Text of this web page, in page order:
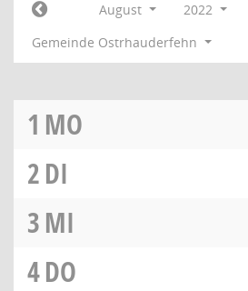
August 2022
Gemeinde Ostrhauderfehn
1 MO
2DI
3MI
4DO